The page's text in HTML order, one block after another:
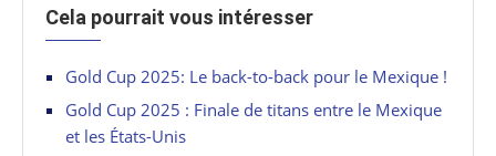
Cela pourrait vous intéresser
Gold Cup 2025: Le back-to-back pour le Mexique !
Gold Cup 2025 : Finale de titans entre le Mexique
et les États-Unis